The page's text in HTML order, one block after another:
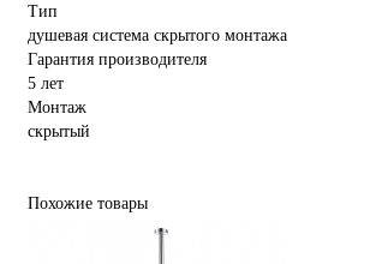
Тип
душевая система скрытого монтажа
Гарантия производителя
5 лет
Монтаж
скрытый
Похожие товары